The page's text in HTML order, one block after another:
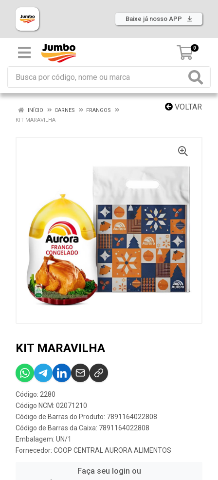
Baixe já nosso APP
0
VOLTAR
INÍCIO CARNES
FRANGOS
KIT MARAVILHA
KIT MARAVILHA
Código: 2280
Código NCM: 02071210
Código de Barras do Produto: 7891164022808
Código de Barras da Caixa: 7891164022808
Embalagem: UN/1
Fornecedor: COOP CENTRAL AURORA ALIMENTOS
Faça seu login ou